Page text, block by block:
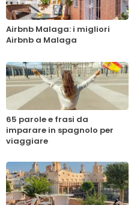
Airbnb Malaga: i migliori
Airbnb a Malaga
65 parole e frasi da
imparare in spagnolo per
viaggiare